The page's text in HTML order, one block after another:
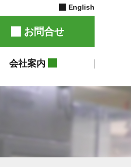
English
お問合せ
会社案内